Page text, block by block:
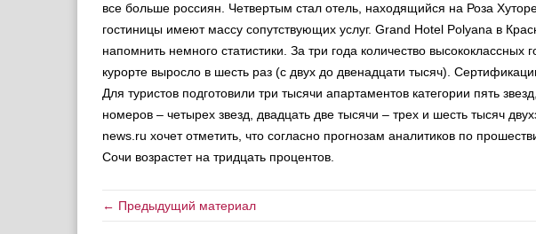
все больше россиян. Четвертым стал отель, находящийся на Роза
гостиницы имеют массу сопутствующих услуг. Grand Hotel Polyana в
напомнить немного статистики. За три года количество высококлассных
курорте выросло в шесть раз (с двух до двенадцати тысяч).
Для туристов подготовили три тысячи апартаментов категории пять
номеров – четырех звезд, двадцать две тысячи – трех и шесть тысяч
news.ru хочет отметить, что согласно прогнозам аналитиков по
Сочи возрастет на тридцать процентов.
← Предыдущий материал